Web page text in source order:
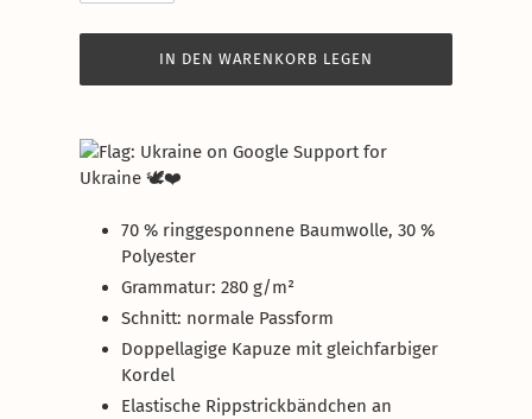
IN DEN WARENKORB LEGEN
wird
zum
Warenkorb
Support for
Ukraine 🕊️❤️
70 % ringgesponnene Baumwolle, 30 %
Polyester
Grammatur: 280 g/m²
Schnitt: normale Passform
Doppellagige Kapuze mit gleichfarbiger
Kordel
Elastische Rippstrickbändchen an